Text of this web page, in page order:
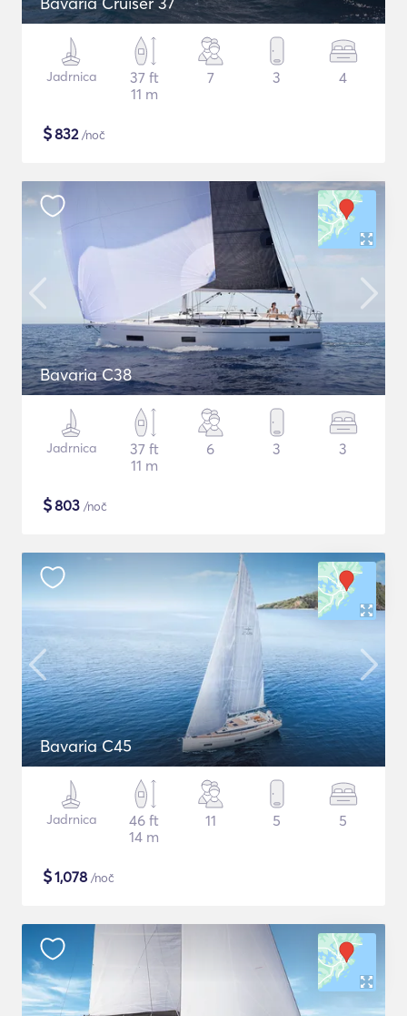
Jadrnica
37 ft
11 m
7 3 4
$832/noč
Bavaria C38
Jadrnica
37 ft
11 m
6 3 3
$803 /noč
Bavaria C45
Jadrnica
46 ft
14 m
11 5 5
$1,078 /noč